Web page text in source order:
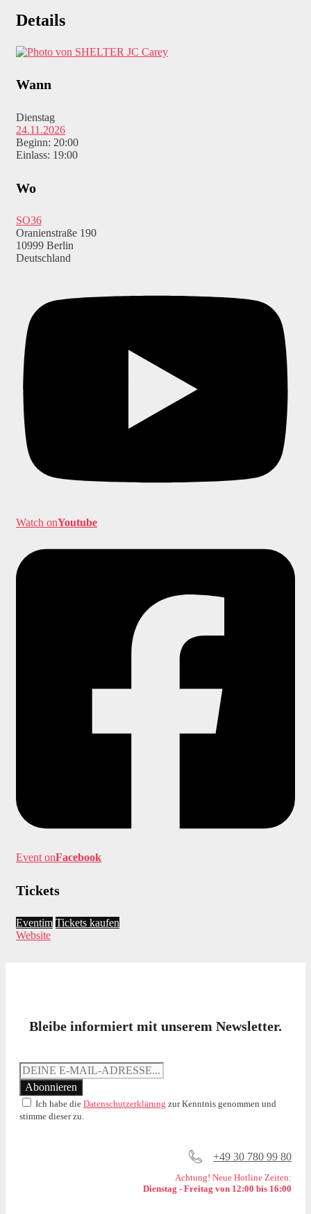
Details
JC Carey
Wann
Dienstag
24.11.2026
Beginn: 20:00
Einlass: 19:00
Wo
SO36
Oranienstraße 190
10999 Berlin
Deutschland
Watch onYoutube
Event onFacebook
Tickets
Eventim Tickets kaufen
Website
Bleibe informiert mit unserem Newsletter.
Ich habe die Datenschutzerklärung zur Kenntnis genommen und
stimme dieser zu.
+49 30 780 99 80
Achtung! Neue Hotline Zeiten:
Dienstag - Freitag von 12:00 bis 16:00